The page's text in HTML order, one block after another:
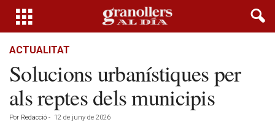
ACTUALITAT
Solucions urbanístiques per
als reptes dels municipis
Por Redacció - 12 de juny de 2026